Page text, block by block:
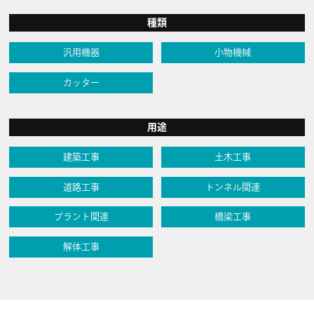
種類
汎用機器 小物機械
カッター
用途
建築工事 土木工事
道路工事 トンネル関連
プラント関連 橋梁工事
解体工事